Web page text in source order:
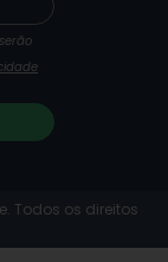
Todos os direitos